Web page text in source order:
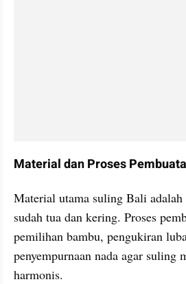
Material dan Proses
Material utama suling Bali
sudah tua dan kering. Proses
pemilihan bambu, pengukiran
penyempurnaan nada agar suling
harmonis.